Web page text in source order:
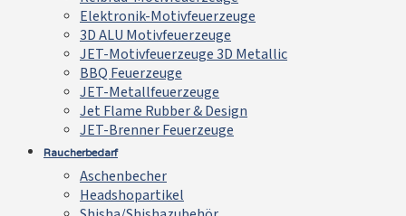
Elektronik-Motivfeuerzeuge
3D ALU Motivfeuerzeuge
JET-Motivfeuerzeuge 3D Metallic
BBQ Feuerzeuge
JET-Metallfeuerzeuge
Jet Flame Rubber & Design
JET-Brenner Feuerzeuge
Raucherbedarf
Aschenbecher
Headshopartikel